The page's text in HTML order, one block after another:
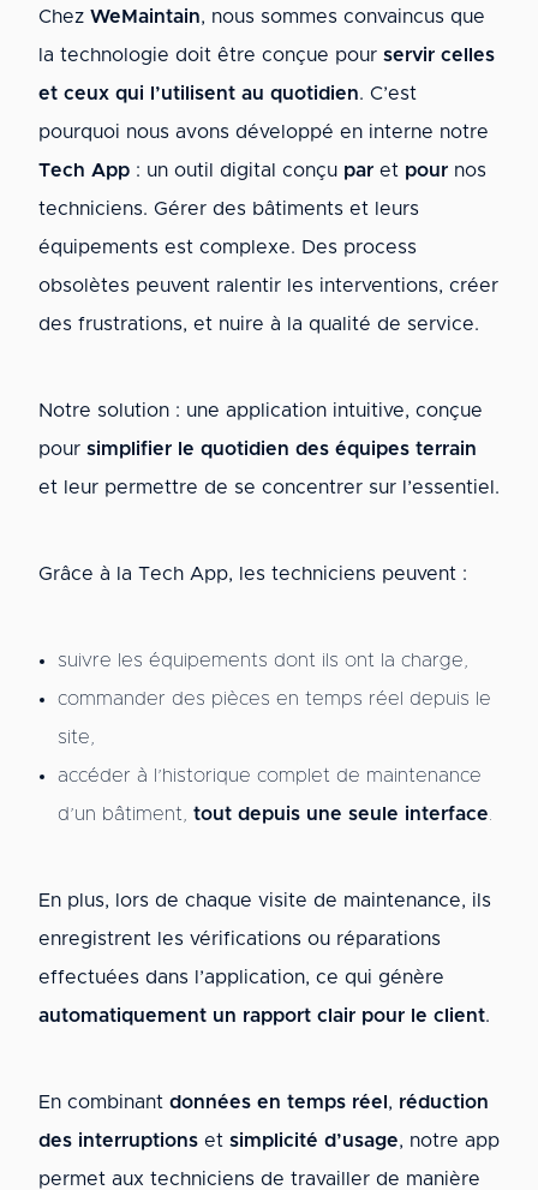
Chez WeMaintain, nous sommes convaincus que
la technologie doit être conçue pour servir celles
et ceux qui l’utilisent au quotidien. C’est
pourquoi nous avons développé en interne notre
Tech App : un outil digital conçu par et pour nos
techniciens. Gérer des bâtiments et leurs
équipements est complexe. Des process
obsolètes peuvent ralentir les interventions, créer
des frustrations, et nuire à la qualité de service.
Notre solution : une application intuitive, conçue
pour simplifier le quotidien des équipes terrain
et leur permettre de se concentrer sur l’essentiel.
Grâce à la Tech App, les techniciens peuvent :
suivre les équipements dont ils ont la charge,
commander des pièces en temps réel depuis le
site,
accéder à l’historique complet de maintenance
d’un bâtiment, tout depuis une seule interface
En plus, lors de chaque visite de maintenance, ils
enregistrent les vérifications ou réparations
effectuées dans l’application, ce qui génère
automatiquement un rapport clair pour le client.
En combinant données en temps réel , réduction
des interruptions et simplicité d’usage, notre app
permet aux techniciens de travailler de manière